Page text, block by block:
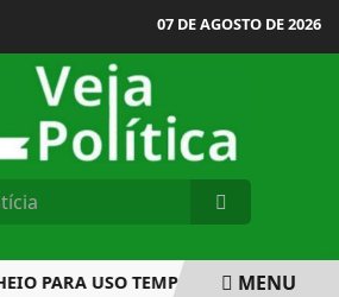
07 DE AGOSTO DE 2026
PARA USO TEMPORÁRIO MENU